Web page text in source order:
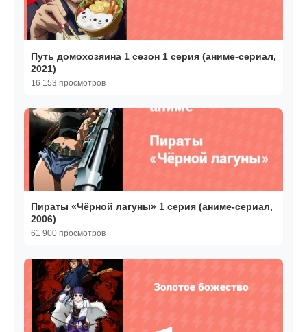
Путь домохозяина 1 сезон 1 серия (аниме-сериал,
2021)
16 153 просмотров
Пираты «Чёрной лагуны» 1 серия (аниме-сериал,
2006)
61 900 просмотров